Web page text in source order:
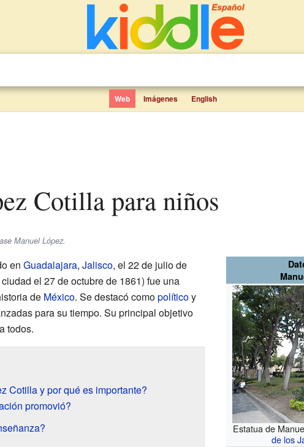
Web Imágenes English
Cotilla para niños
Manuel López.
Estatua de
de los
en Guadalajara, Jalisco, el 22 de julio de
el 27 de octubre de 1861) fue una
de México. Se destacó comopolíticoy
para su tiempo. Su principal objetivo
todos.
Cotilla y por qué es importante?
promovió?